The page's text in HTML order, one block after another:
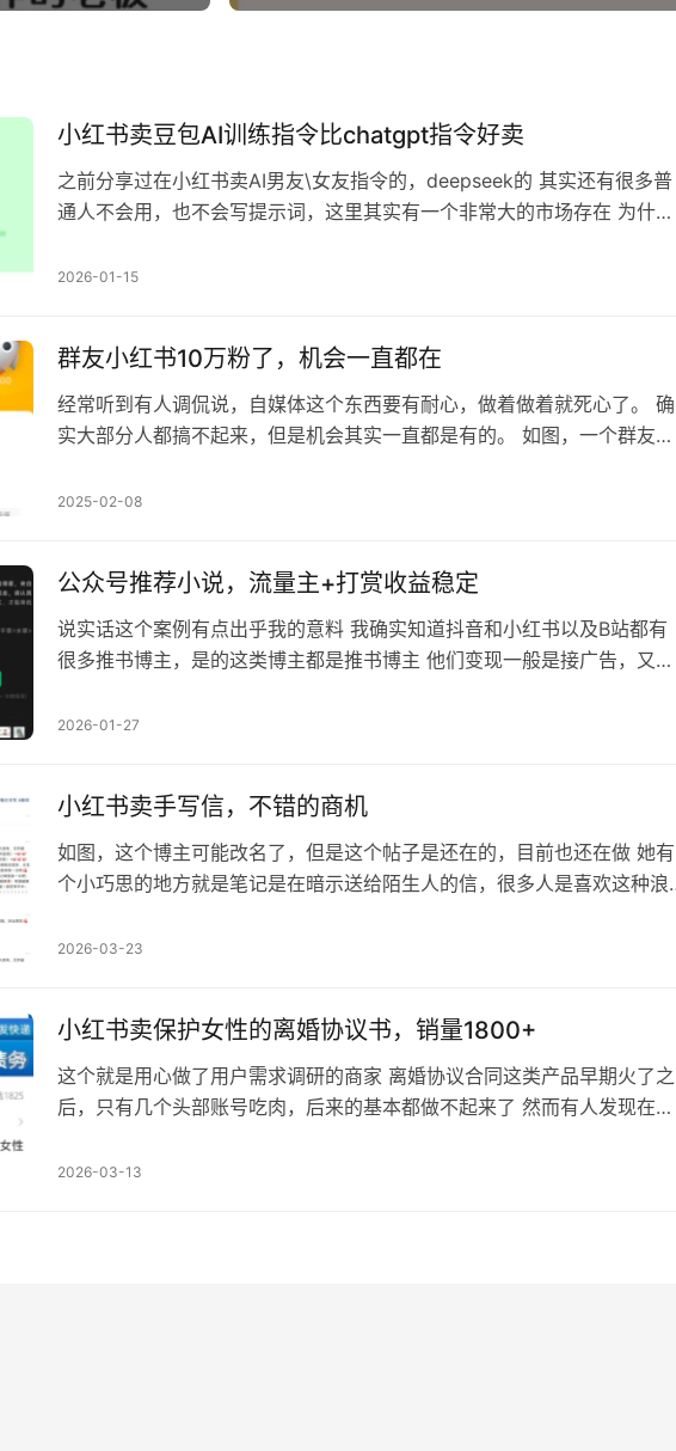
小红书卖豆包AI训练指令比chatgpt指令好卖
之前分享过在小红书卖AI男友\女友指令的，deepseek的 其实还有很多普
通人不会用，也不会写提示词，这里其实有一个非常大的市场存在 为什么
户的阻碍越少，就卖的越好，比起chatgpt，豆包的用户显然更多，用起来
2026-01-15
群友小红书10万粉了，机会一直都在
经常听到有人调侃说，自媒体这个东西要有耐心，做着做着就死心了。 确
实大部分人都搞不起来，但是机会其实一直都是有的。 如图，一个群友今
今天不是分享这个群友怎么做到的（不建议曝光自己的号），或者是赶紧
2025-02-08
公众号推荐小说，流量主+打赏收益稳定
说实话这个案例有点出乎我的意料 我确实知道抖音和小红书以及B站都有
很多推书博主，是的这类博主都是推书博主 他们变现一般是接广告，又或
域，我们光靠想象是没用的，要实际调研才能发现 仔细研究了一下，是因
2026-01-27
小红书卖手写信，不错的商机
如图，这个博主可能改名了，但是这个帖子是还在的，目前也还在做 她有
个小巧思的地方就是笔记是在暗示送给陌生人的信，很多人是喜欢这种浪
种心态），有一个情感金句叫做什么来着，车马很慢写信如何如何的 但是
2026-03-23
小红书卖保护女性的离婚协议书，销量1800+
这个就是用心做了用户需求调研的商家 离婚协议合同这类产品早期火了之
后，只有几个头部账号吃肉，后来的基本都做不起来了 然而有人发现在小
议模板，卖到30块的价格销量依旧不少 当然，我不是说让大家也去跟风卖
2026-03-13